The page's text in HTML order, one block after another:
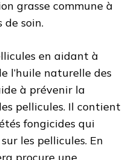
grasse commune à
de soin.
en aidant à
l’huile naturelle des
à prévenir la
pellicules. Il contient
fongicides qui
les pellicules. En